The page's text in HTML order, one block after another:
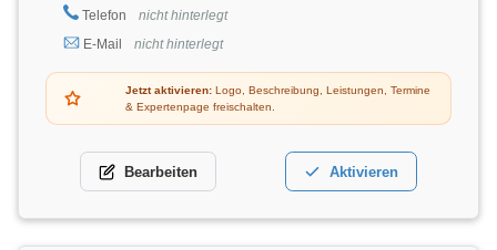
Telefon
nicht hinterlegt
E-Mail
nicht hinterlegt
Jetzt aktivieren: Logo, Beschreibung, Leistungen, Termine
& Expertenpage freischalten.
Bearbeiten Aktivieren